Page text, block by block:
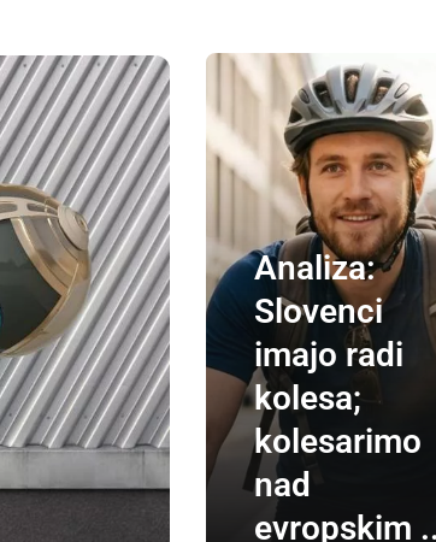
Analiza:
Slovenci
imajo radi
kolesa;
kolesarimo
nad
evropskim